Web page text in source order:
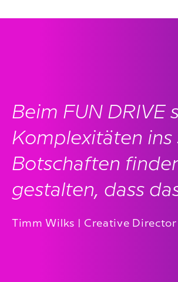
Beim FUN DRIVE
Komplexitäten ins
Botschaften
gestalten, dass
Timm Wilks | Creative Director